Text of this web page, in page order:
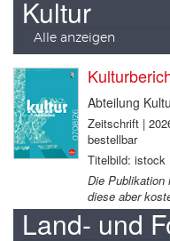
Kultur
Alle anzeigen
Abteilung
Zeitschrift |
bestellbar
Titelbild: istock
Die Publikation
diese aber
Land- und